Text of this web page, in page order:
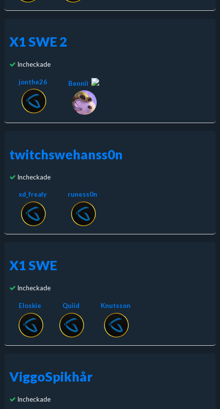
X1 SWE 2
Incheckade
jonthe26 Bennii
twitchswehanss0n
Incheckade
xd_frealy runess0n
X1 SWE
Incheckade
Eloskie Quiid Knutsson
ViggoSpikhår
Incheckade